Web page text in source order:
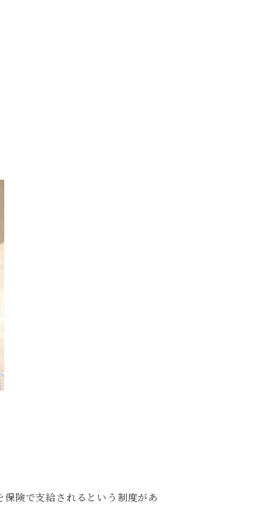
保険で支給されるという制度があ